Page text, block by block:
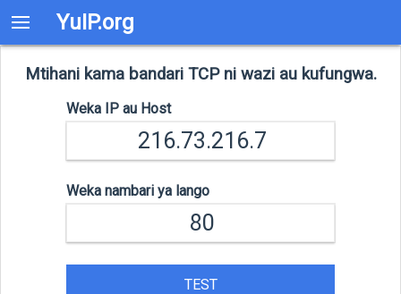
YuIP.org
Mtihani kama bandari TCP ni wazi au kufungwa.
Weka IP au Host
Weka nambari ya lango
TEST